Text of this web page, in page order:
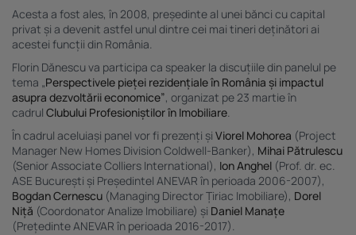
Acesta a fost ales, în 2008, președinte al unei bănci cu capital
privat și a devenit astfel unul dintre cei mai tineri deținători ai
acestei funcții din România.
Florin Dănescu va participa ca speaker la discuțiile din panelul pe
tema „Perspectivele pieței rezidențiale în România și impactul
asupra dezvoltării economice”, organizat pe 23 martie în
cadrul Clubului Profesioniștilor în Imobiliare.
În cadrul aceluiași panel vor fi prezenți și Viorel Mohorea (Project
Manager New Homes Division Coldwell-Banker), Mihai Pătrulescu
(Senior Associate Colliers International), Ion Anghel (Prof. dr. ec.
ASE București și Președintel ANEVAR în perioada 2006-2007),
Bogdan Cernescu (Managing Director Țiriac Imobiliare), Dorel
Niță (Coordonator Analize Imobiliare) și Daniel Manațe
(Prețedinte ANEVAR în perioada 2016-2017).